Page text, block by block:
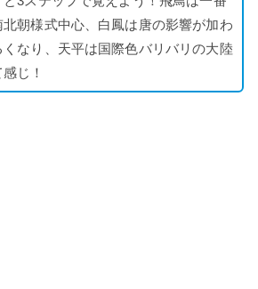
北朝様式中心、白鳳は唐の影響が加わ
くなり、天平は国際色バリバリの大陸
じ！